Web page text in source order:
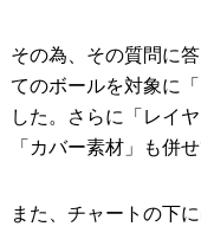
その為、その質問に
てのボールを対象に
した。さらに「レイ
「カバー素材」も併
また、チャートの下
Editor’s Picks
Our Team 私た
ABOUT US